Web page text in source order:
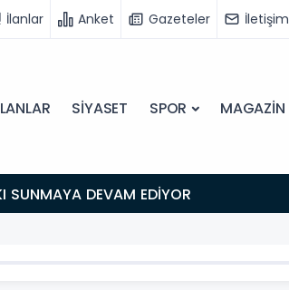
İlanlar Anket Gazeteler İletişim
SİYASET SPOR MAGAZİN
SUNMAYA DEVAM EDİYOR